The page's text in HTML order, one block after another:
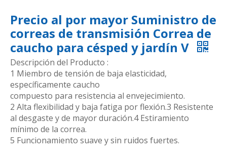
Precio al por mayor Suministro de
correas de transmisión Correa de
caucho para césped y jardín V
Descripción del Producto :
1 Miembro de tensión de baja elasticidad,
específicamente caucho
compuesto para resistencia al envejecimiento.
2 Alta flexibilidad y baja fatiga por flexión.3 Resistente
al desgaste y de mayor duración.4 Estiramiento
mínimo de la correa.
5 Funcionamiento suave y sin ruidos fuertes.